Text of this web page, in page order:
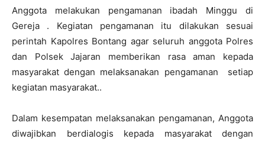
Anggota melakukan pengamanan ibadah Minggu di
Gereja . Kegiatan pengamanan itu dilakukan sesuai
perintah Kapolres Bontang agar seluruh anggota Polres
dan Polsek Jajaran memberikan rasa aman kepada
masyarakat dengan melaksanakan pengamanan setiap
kegiatan masyarakat..
Dalam kesempatan melaksanakan pengamanan, Anggota
diwajibkan berdialogis kepada masyarakat dengan